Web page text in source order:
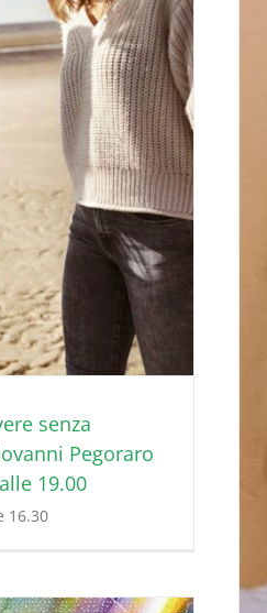
senza
Pegoraro
19.00
16.30